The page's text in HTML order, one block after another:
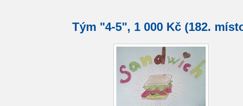
Tým "4-5", 1 000 Kč (182.